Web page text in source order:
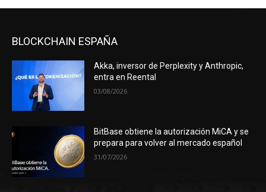
BLOCKCHAIN ESPAÑA
Akka, inversor de Perplexity y Anthropic,
entra en Reental
03/08/2026
BitBase obtiene la autorización MiCA y se
prepara para volver al mercado español
31/07/2026